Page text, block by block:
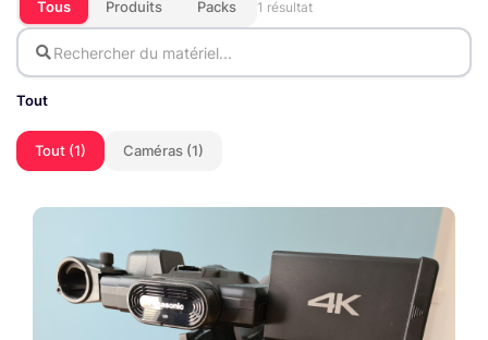
Tous Produits Packs 1 résultat
Tout
Tout (1) Caméras (1)